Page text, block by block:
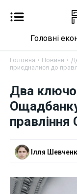
Новини
Бізнес
Головні
Головна Новини
приєдналися до
Два
правління
Ілля